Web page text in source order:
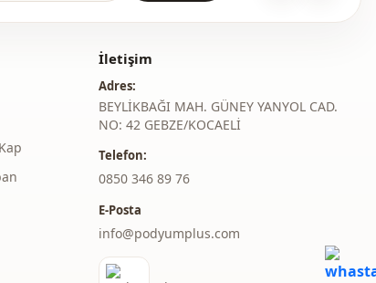
İletişim
Adres:
BEYLİKBAĞI MAH. GÜNEY YANYOL CAD.
NO: 42 GEBZE/KOCAELİ
Telefon:
‎0850 346 89 76
E-Posta
info@podyumplus.com